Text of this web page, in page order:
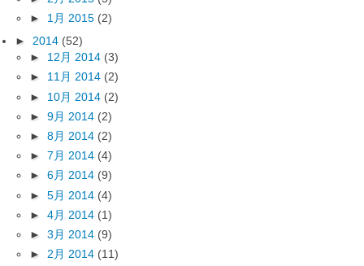
► 1月 2015 (2)
► 2014 (52)
► 12月 2014 (3)
► 11月 2014 (2)
► 10月 2014 (2)
► 9月 2014 (2)
► 8月 2014 (2)
► 7月 2014 (4)
► 6月 2014 (9)
► 5月 2014 (4)
► 4月 2014 (1)
► 3月 2014 (9)
► 2月 2014 (11)